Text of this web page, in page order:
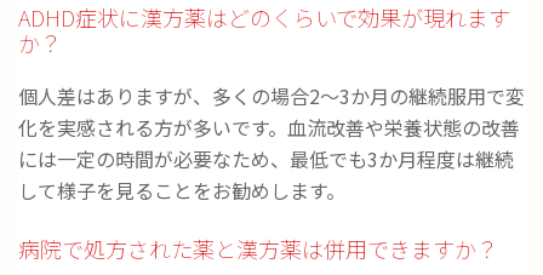
ADHD症状に漢方薬はどのくらいで効果が現れます
か？
個人差はありますが、多くの場合2～3か月の継続服用で変
化を実感される方が多いです。血流改善や栄養状態の改善
には一定の時間が必要なため、最低でも3か月程度は継続
して様子を見ることをお勧めします。
病院で処方された薬と漢方薬は併用できますか？